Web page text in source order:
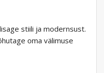
lisage stiili ja modernsust.
oma välimuse